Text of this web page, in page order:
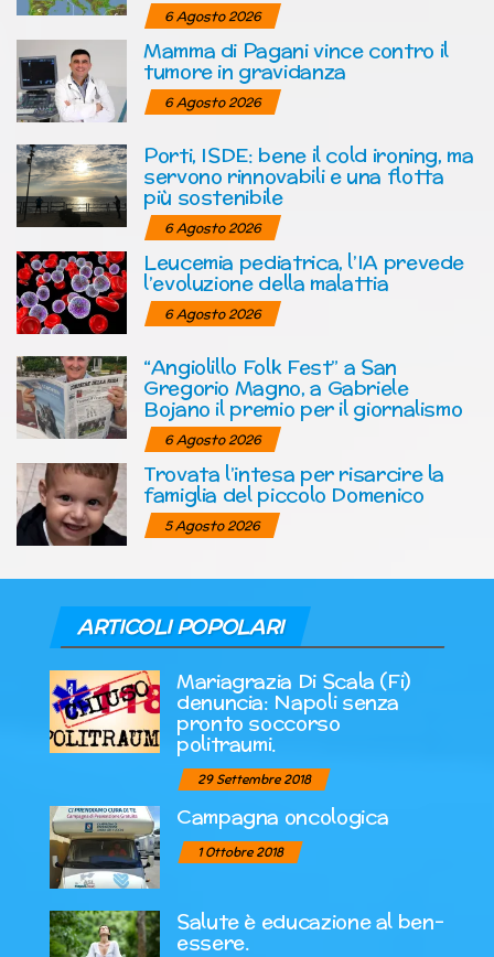
6 Agosto 2026
Mamma di Pagani vince contro il
tumore in gravidanza
6 Agosto 2026
Porti, ISDE: bene il cold ironing, ma
servono rinnovabili e una flotta
più sostenibile
6 Agosto 2026
Leucemia pediatrica, l’IA prevede
l’evoluzione della malattia
6 Agosto 2026
“Angiolillo Folk Fest” a San
Gregorio Magno, a Gabriele
Bojano il premio per il giornalismo
6 Agosto 2026
Trovata l’intesa per risarcire la
famiglia del piccolo Domenico
5 Agosto 2026
ARTICOLI POPOLARI
Mariagrazia Di Scala (Fi)
denuncia: Napoli senza
pronto soccorso
politraumi.
29 Settembre 2018
Campagna oncologica
1 Ottobre 2018
Salute è educazione al ben-
essere.